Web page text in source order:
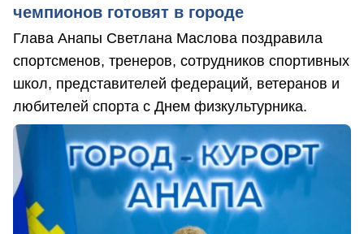
чемпионов готовят в городе
Глава Анапы Светлана Маслова поздравила
спортсменов, тренеров, сотрудников спортивных
школ, представителей федераций, ветеранов и
любителей спорта с Днем физкультурника.